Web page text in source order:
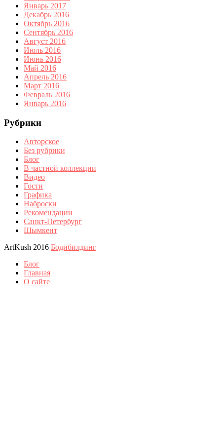
Январь 2017
Декабрь 2016
Октябрь 2016
Сентябрь 2016
Август 2016
Июль 2016
Июнь 2016
Май 2016
Апрель 2016
Март 2016
Февраль 2016
Январь 2016
Рубрики
Авторское
Без рубрики
Блог
В частной коллекции
Видео
Гости
Графика
Наброски
Рекомендации
Санкт-Петербург
Шымкент
ArtKush 2016 Бодибилдинг
Блог
Главная
О сайте